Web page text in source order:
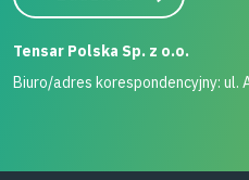
Tensar Polska Sp. z o.o.
Biuro/adres korespondencyjny: